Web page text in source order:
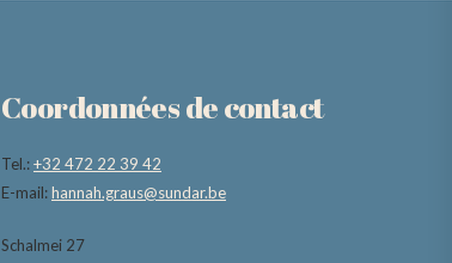
Coordonnées de contact
Tel.:+32 472 22 39 42
E-mail:hannah.graus@sundar.be
Schalmei 27